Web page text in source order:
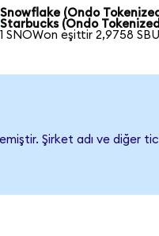
Snowflake (Ondo
Starbucks (Ondo
1 SNOWon eşittir 2,9758
Şirket adı ve diğer